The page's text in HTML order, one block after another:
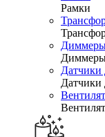
Рамки
Датчики
Датчики